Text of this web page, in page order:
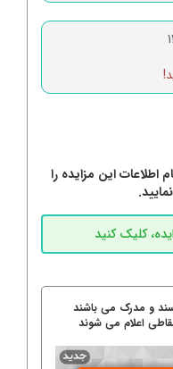
این مزایده را
سند و مدرک می باشند
اعلام می شوند